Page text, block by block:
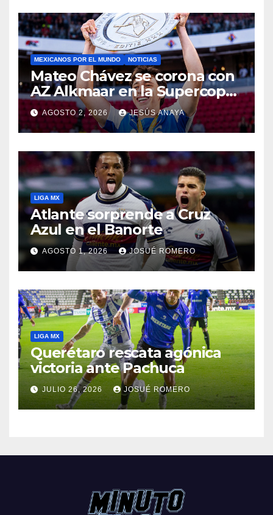
MEXICANOS POR EL MUNDO NOTICIAS
Mateo Chávez se corona con
AZ Alkmaar en la Supercopa
de Países Bajos
AGOSTO 2, 2026 JESÚS ANAYA
LIGA MX
Atlante sorprende a Cruz
Azul en el Banorte
AGOSTO 1, 2026 JOSUÉ ROMERO
LIGA MX
Querétaro rescata agónica
victoria ante Pachuca
JULIO 26, 2026 JOSUÉ ROMERO